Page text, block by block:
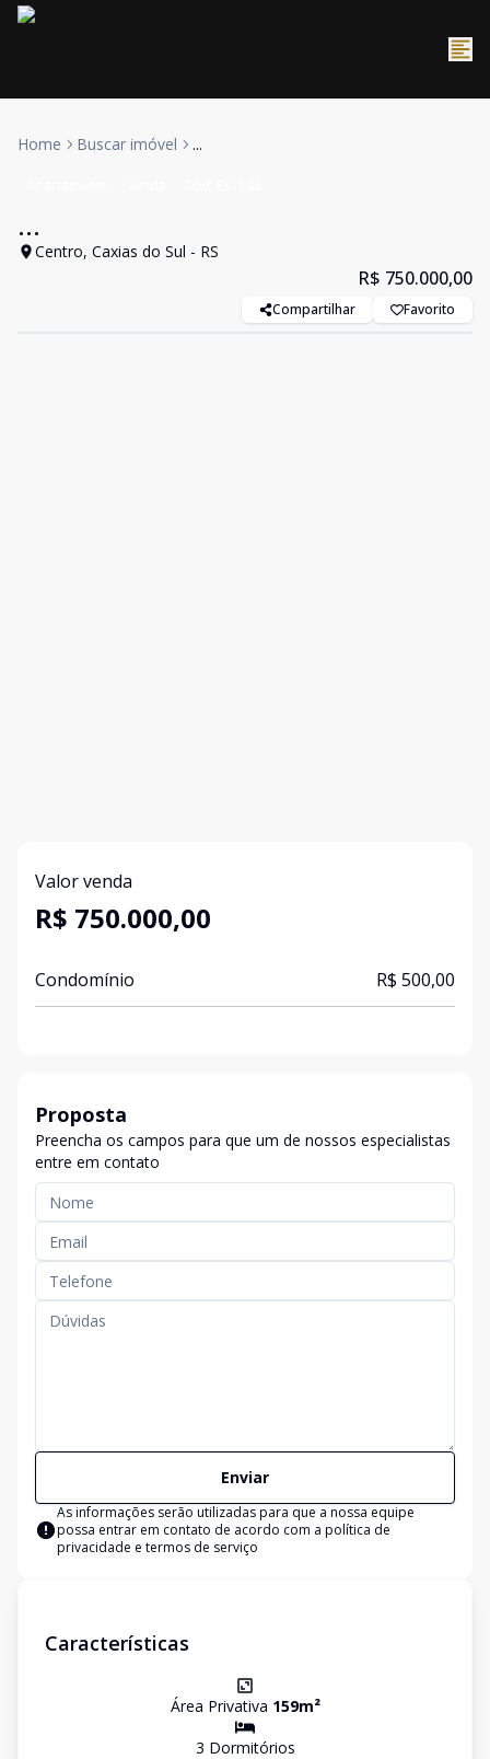
Home Buscar imóvel ...
...
Centro, Caxias do Sul - RS
R$ 750.000,00
Compartilhar Favorito
Valor venda
R$ 750.000,00
Condomínio R$ 500,00
Proposta
Preencha os campos para que um de nossos especialistas
entre em contato
Enviar
As informações serão utilizadas para que a nossa equipe
possa entrar em contato de acordo com a política de
privacidade e termos de serviço
Características
Área Privativa 159m²
3 Dormitórios